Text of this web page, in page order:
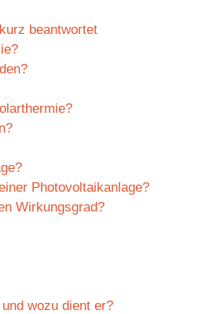
beantwortet
Photovoltaikanlage?
Wirkungsgrad?
wozu dient er?